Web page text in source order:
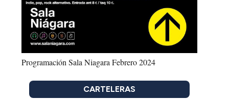
Programación Sala Niagara Febrero 2024
CARTELERAS